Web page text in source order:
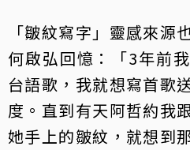
「皺紋寫字」靈感來源
何啟弘回憶：「3年前
台語歌，我就想寫首歌
度。直到有天阿哲約我
她手上的皺紋，就想到